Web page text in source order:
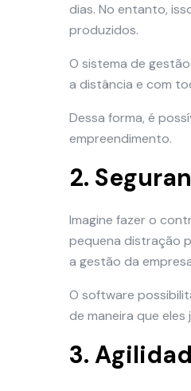
dias. No entanto,
produzidos.
O sistema de
a distância e com
Dessa forma, é
empreendimento.
2.
Imagine fazer o
pequena distração
a gestão da
O software
de maneira que eles
3.